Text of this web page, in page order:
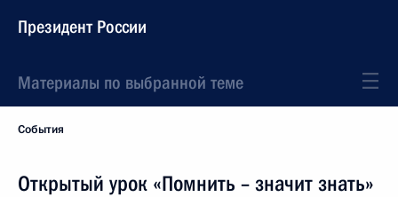
Президент России
Материалы по выбранной теме
События
Открытый урок «Помнить – значит знать»